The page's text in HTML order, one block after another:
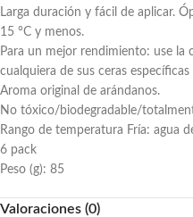
Larga duración y fácil de aplicar.
15 °C y menos.
Para un mejor rendimiento: use la
cualquiera de sus ceras
Aroma original de arándanos.
No tóxico/biodegradable/
Rango de temperatura Fría: agua
6 pack
Peso (g): 85
Valoraciones (0)